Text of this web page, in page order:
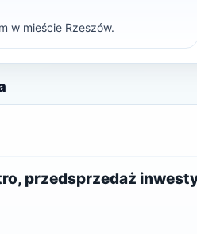
w mieście Rzeszów.
przedsprzedaż